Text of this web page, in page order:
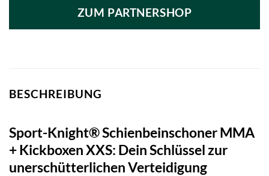
ZUM PARTNERSHOP
BESCHREIBUNG
Sport-Knight® Schienbeinschoner MMA
+ Kickboxen XXS: Dein Schlüssel zur
unerschütterlichen Verteidigung